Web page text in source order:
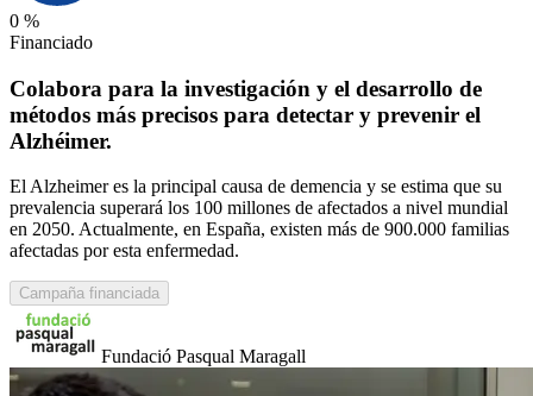
0 %
Financiado
Colabora para la investigación y el desarrollo de
métodos más precisos para detectar y prevenir el
Alzhéimer.
El Alzheimer es la principal causa de demencia y se estima que su
prevalencia superará los 100 millones de afectados a nivel mundial
en 2050. Actualmente, en España, existen más de 900.000 familias
afectadas por esta enfermedad.
Campaña financiada
Fundació Pasqual Maragall